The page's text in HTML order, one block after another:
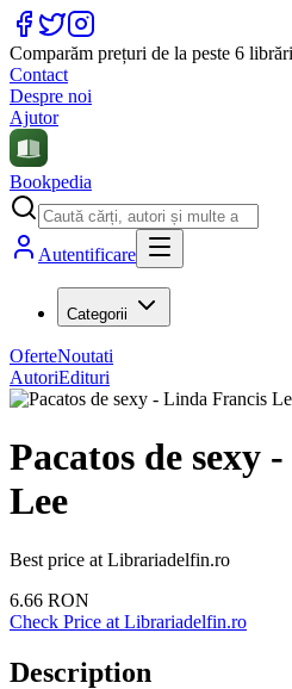
Comparăm prețuri de la peste 6
Contact
Despre noi
Ajutor
Bookpedia
Autentificare
Categorii
OferteNoutati
AutoriEdituri
Pacatos de sexy
Lee
Best price at Librariadelfin.ro
6.66 RON
Check Price at Librariadelfin.ro
Description